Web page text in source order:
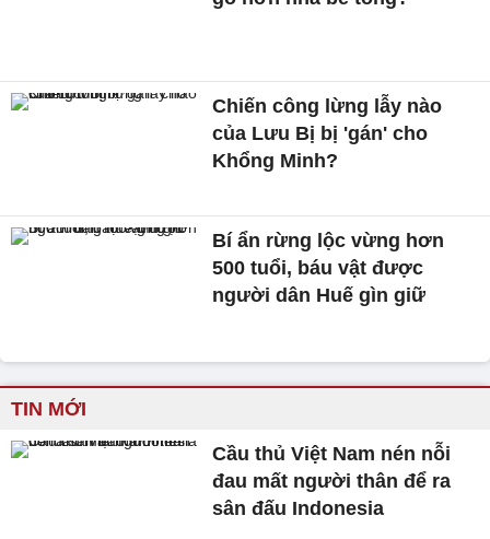
Chiến công lừng lẫy nào
của Lưu Bị bị 'gán' cho
Khổng Minh?
Bí ẩn rừng lộc vừng hơn
500 tuổi, báu vật được
người dân Huế gìn giữ
TIN MỚI
Cầu thủ Việt Nam nén nỗi
đau mất người thân để ra
sân đấu Indonesia